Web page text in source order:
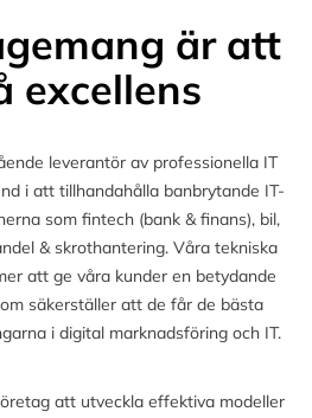
är att
excellens
leverantör av professionella IT
i att tillhandahålla banbrytande IT-
som fintech (bank & finans), bil,
& skrothantering. Våra tekniska
att ge våra kunder en betydande
säkerställer att de får de bästa
i digital marknadsföring och IT.
att utveckla effektiva modeller